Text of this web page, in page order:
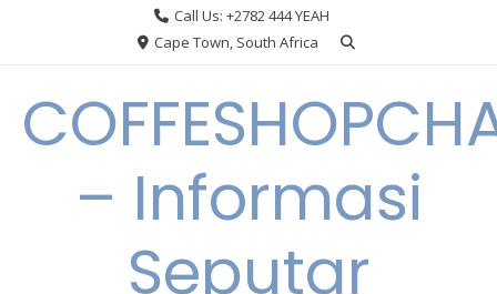
Call Us: +2782 444 YEAH
Cape Town, South Africa
– Informasi
Seputar